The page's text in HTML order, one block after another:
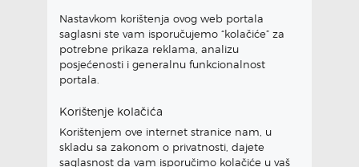
Nastavkom korištenja ovog web portala
saglasni ste vam isporučujemo “kolačiće” za
potrebne prikaza reklama, analizu
posjećenosti i generalnu funkcionalnost
portala.
Korištenje kolačića
Korištenjem ove internet stranice nam, u
skladu sa zakonom o privatnosti, dajete
saglasnost da vam isporučimo kolačiće u vaš